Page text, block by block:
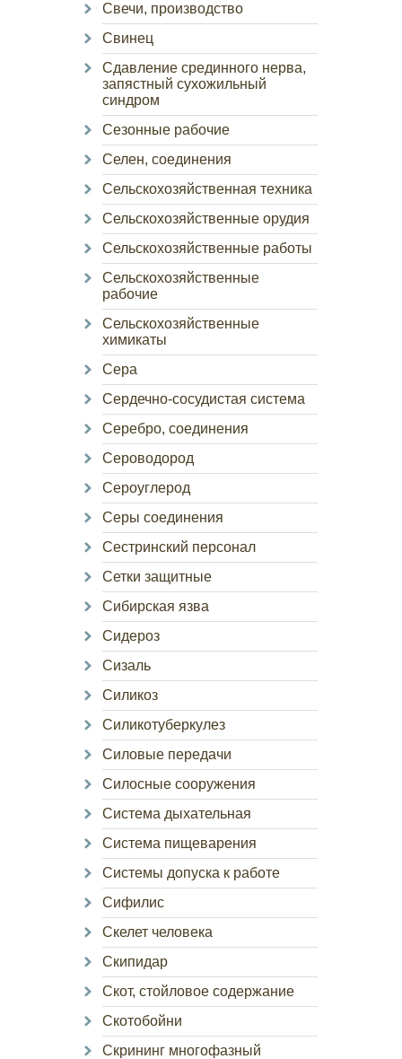
Свечи, производство
Свинец
Сдавление срединного нерва,
запястный сухожильный
синдром
Сезонные рабочие
Селен, соединения
Сельскохозяйственная техника
Сельскохозяйственные орудия
Сельскохозяйственные работы
Сельскохозяйственные
рабочие
Сельскохозяйственные
химикаты
Сера
Сердечно-сосудистая система
Серебро, соединения
Сероводород
Сероуглерод
Серы соединения
Сестринский персонал
Сетки защитные
Сибирская язва
Сидероз
Сизаль
Силикоз
Силикотуберкулез
Силовые передачи
Силосные сооружения
Система дыхательная
Система пищеварения
Системы допуска к работе
Сифилис
Скелет человека
Скипидар
Скот, стойловое содержание
Скотобойни
Скрининг многофазный